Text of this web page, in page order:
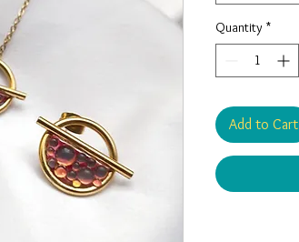
Quantity *
Add to Cart